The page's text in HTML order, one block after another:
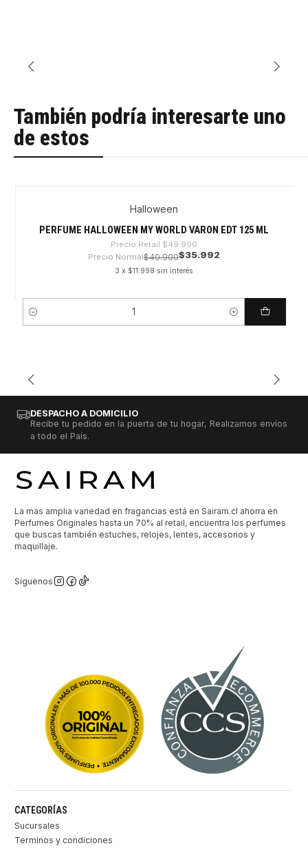
También podría interesarte uno
de estos
Halloween
PERFUME HALLOWEEN MY WORLD VARON EDT 125 ML
Precio Retail $49.990
Precio Normal$40.900$35.992
3 x $11.998 sin interés
Cantidad
DESPACHO A DOMICILIO
Recibe tu pedido en la puerta de tu hogar, Realizamos envíos
a todo el País.
La mas amplia variedad en fragancias está en Sairam.cl ahorra en
Perfumes Originales hasta un 70% al retail, encuentra los perfumes
que buscas también estuches, relojes, lentes, accesorios y
maquillaje.
Síguenos
CATEGORÍAS
Sucursales
Terminos y condiciones